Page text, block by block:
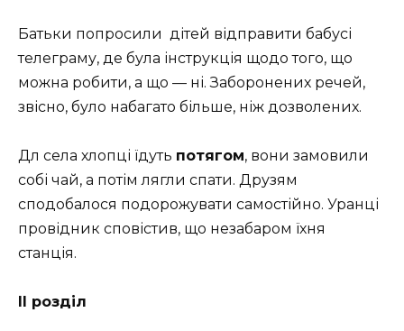
Батьки попросили дітей відправити бабусі
телеграму, де була інструкція щодо того, що
можна робити, а що — ні. Заборонених речей,
звісно, було набагато більше, ніж дозволених.
Дл села хлопці їдуть потягом, вони замовили
собі чай, а потім лягли спати. Друзям
сподобалося подорожувати самостійно. Уранці
провідник сповістив, що незабаром їхня
станція.
ІІ розділ